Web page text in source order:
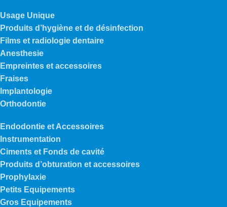
Usage Unique
Produits d’hygiène et de désinfection
Films et radiologie dentaire
Anesthesie
Empreintes et accessoires
Fraises
Implantologie
Orthodontie
Endodontie et Accessoires
Instrumentation
Ciments et Fonds de cavité
Produits d’obturation et accessoires
Prophylaxie
Petits Equipements
Gros Equipements